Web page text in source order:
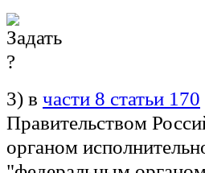
3) в части 8 статьи 170
Правительством
органом